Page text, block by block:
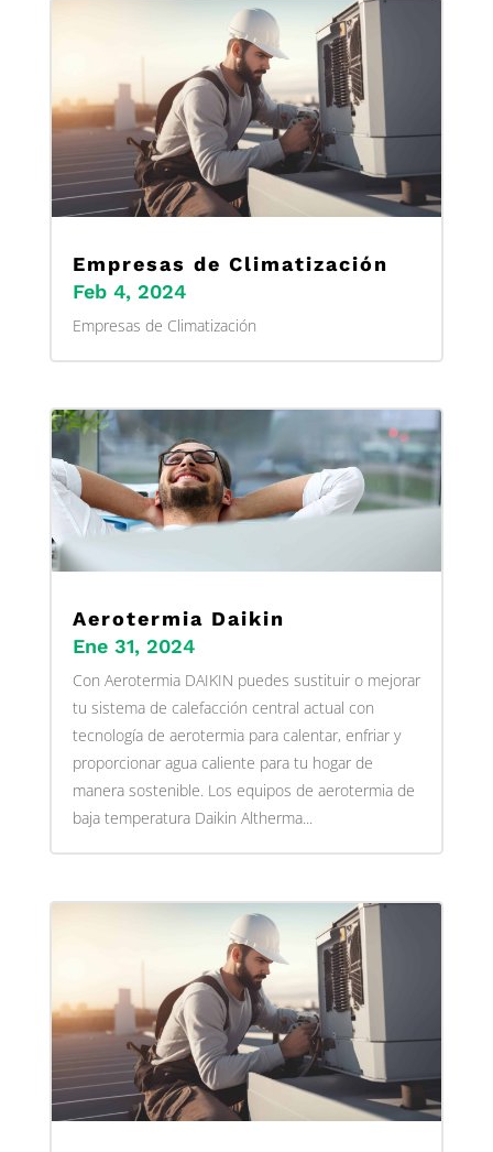
Empresas de Climatización
Feb 4, 2024
Empresas de Climatización
Aerotermia Daikin
Ene 31, 2024
Con Aerotermia DAIKIN puedes sustituir o mejorar
tu sistema de calefacción central actual con
tecnología de aerotermia para calentar, enfriar y
proporcionar agua caliente para tu hogar de
manera sostenible. Los equipos de aerotermia de
baja temperatura Daikin Altherma...